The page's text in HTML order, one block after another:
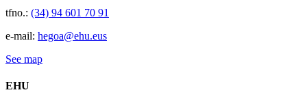
tfno.: (34) 94 601 70 91
e-mail: hegoa@ehu.eus
See map
EHU